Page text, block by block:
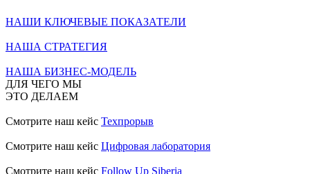
НАШИ КЛЮЧЕВЫЕ ПОКАЗАТЕЛИ
НАША СТРАТЕГИЯ
НАША БИЗНЕС-МОДЕЛЬ
ДЛЯ ЧЕГО МЫ
ЭТО ДЕЛАЕМ
Смотрите наш кейс Техпрорыв
Смотрите наш кейс Цифровая лаборатория
Смотрите наш кейс Follow Up Siberia